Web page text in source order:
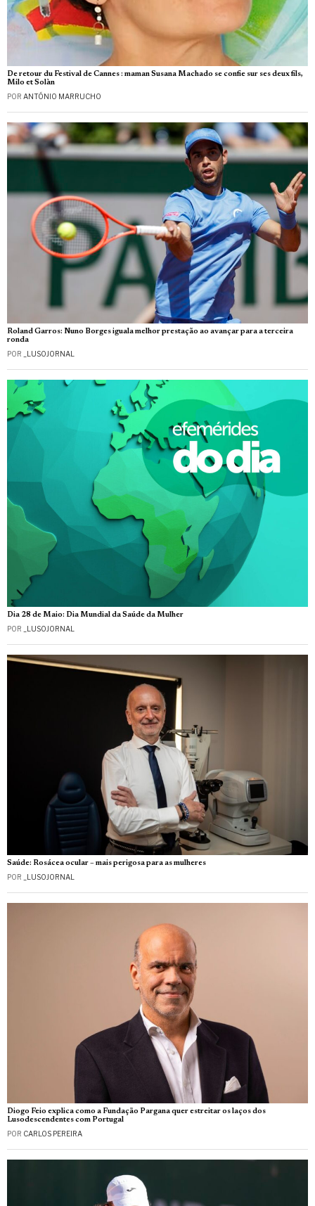
De retour du Festival de Cannes : maman Susana Machado se confie sur ses deux fils,
Milo et Solàn
POR ANTÓNIO MARRUCHO
Roland Garros: Nuno Borges iguala melhor prestação ao avançar para a terceira
ronda
POR _LUSOJORNAL
Dia 28 de Maio: Dia Mundial da Saúde da Mulher
POR _LUSOJORNAL
Saúde: Rosácea ocular – mais perigosa para as mulheres
POR _LUSOJORNAL
Diogo Feio explica como a Fundação Pargana quer estreitar os laços dos
Lusodescendentes com Portugal
POR CARLOS PEREIRA